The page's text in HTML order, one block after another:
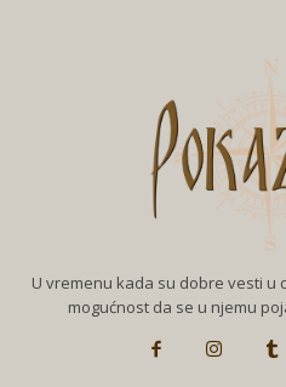
U vremenu kada su dobre vesti u
mogućnost da se u njemu